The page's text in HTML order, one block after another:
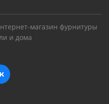
магазин фурнитуры
и дома